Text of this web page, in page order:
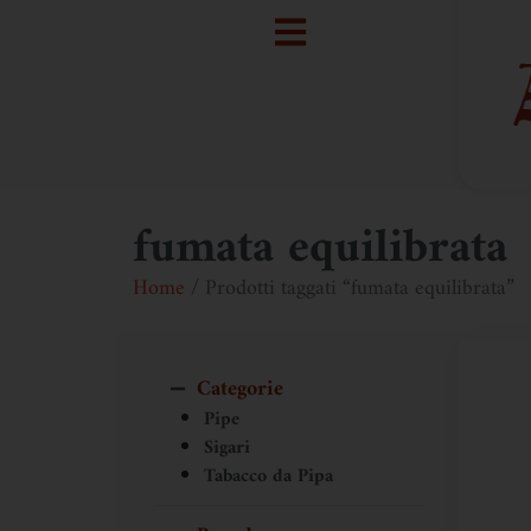
fumata equilibrata
Home / Prodotti taggati “fumata equilibrata”
Categorie
Pipe
Sigari
Tabacco da Pipa